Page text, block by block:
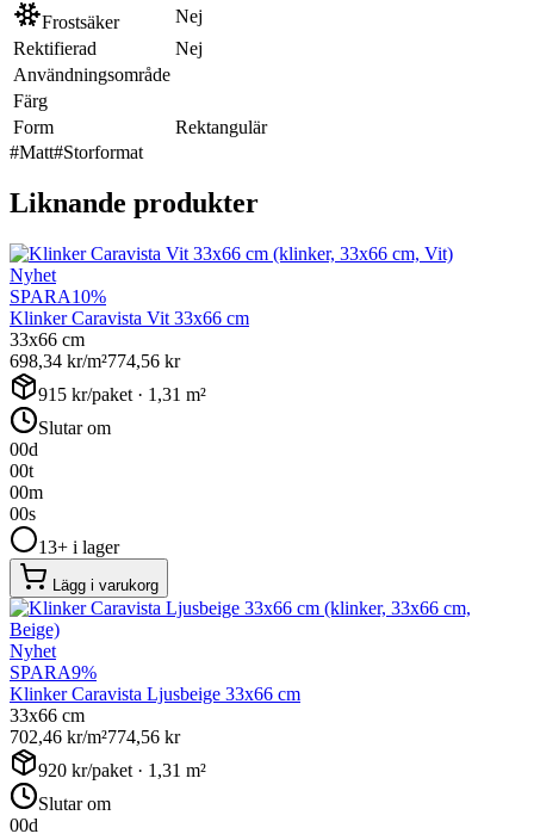
Frostsäker
Nej
Rektifierad
Nej
Användningsområde
Färg
Form
Rektangulär
#Matt#Storformat
Liknande produkter
Nyhet
SPARA10%
Klinker Caravista Vit 33x66 cm
33x66 cm
698,34 kr/m²774,56 kr
915 kr/paket · 1,31 m²
Slutar om
00d
00t
00m
00s
13+ i lager
Lägg i varukorg
Nyhet
SPARA9%
Klinker Caravista Ljusbeige 33x66 cm
33x66 cm
702,46 kr/m²774,56 kr
920 kr/paket · 1,31 m²
Slutar om
00d